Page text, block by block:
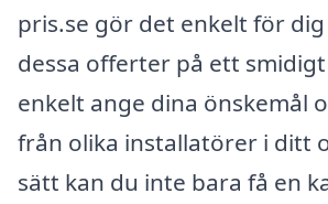
pris.se gör det enkelt för
dessa offerter på ett
enkelt ange dina önskemål
från olika installatörer i ditt
sätt kan du inte bara få en